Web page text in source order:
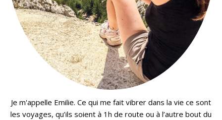
Je m'appelle Emilie. Ce qui me fait vibrer dans la vie ce sont
les voyages, qu’ils soient à 1h de route ou à l’autre bout du